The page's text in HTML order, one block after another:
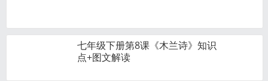
七年级下册第8课《木兰诗》知识
点+图文解读